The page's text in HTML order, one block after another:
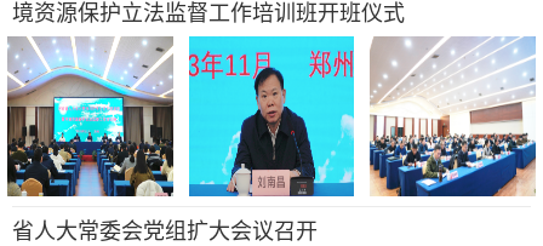
境资源保护立法监督工作培训班开班仪式
省人大常委会党组扩大会议召开